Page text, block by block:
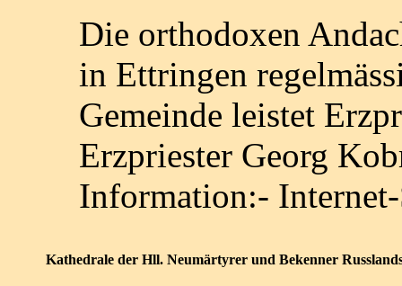
Die orthodoxen
in Ettringen
Gemeinde leistet
Erzpriester Georg
Information:-
Kathedrale der Hll. Neumärtyrer und Bekenner